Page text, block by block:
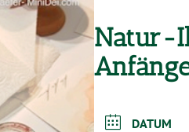
Natur-
DATUM